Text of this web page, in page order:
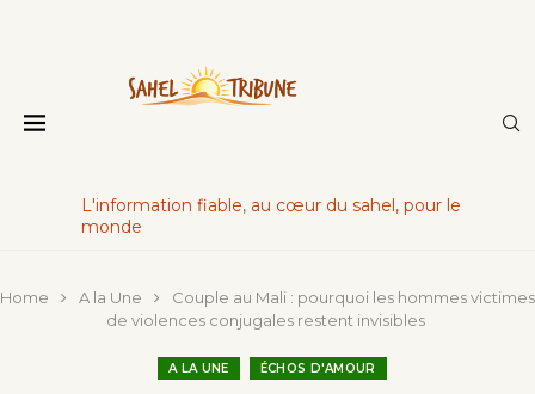
L'information fiable, au cœur du sahel, pour le
monde
Home A la Une
Couple au Mali : pourquoi les hommes victimes
de violences conjugales restent invisibles
A LA UNE ÉCHOS D'AMOUR